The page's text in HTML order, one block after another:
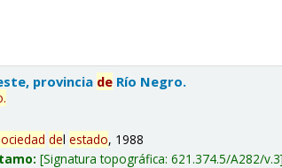
provincia de Río Negro.
.
delestado, 1988
Signatura topográfica:621.374.5/A282/v.3